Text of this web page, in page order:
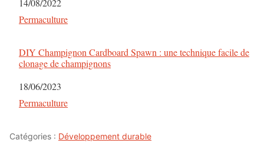
Date
14/08/2022
Par rapport à
Permaculture
DIY Champignon Cardboard Spawn : une technique facile de
clonage de champignons
Date
18/06/2023
Par rapport à
Permaculture
Catégories : Développement durable